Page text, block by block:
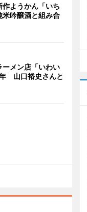
作ようかん「いち
吟醸酒と組み合
ーメン店「いわい
山口裕史さんと